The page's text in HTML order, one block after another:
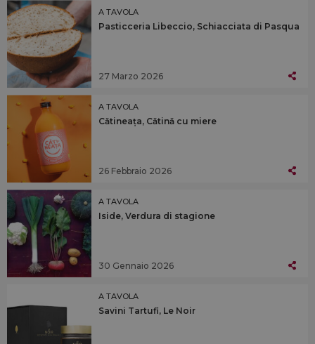
A TAVOLA
Pasticceria Libeccio, Schiacciata di Pasqua
27 Marzo 2026
A TAVOLA
Cǎtineața, Cǎtinǎ cu miere
26 Febbraio 2026
A TAVOLA
Iside, Verdura di stagione
30 Gennaio 2026
A TAVOLA
Savini Tartufi, Le Noir